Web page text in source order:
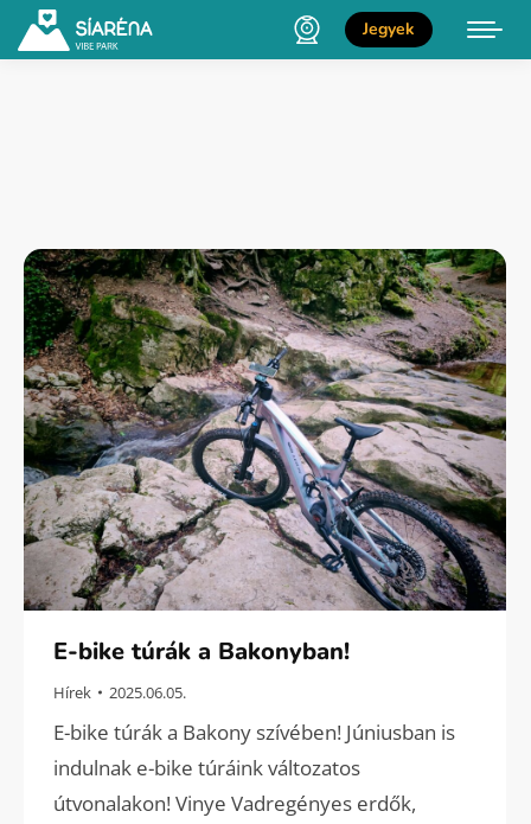
Jegyek
E-bike túrák a Bakonyban!
Hírek 2025.06.05.
E-bike túrák a Bakony szívében! Júniusban is
indulnak e-bike túráink változatos
útvonalakon! Vinye Vadregényes erdők,